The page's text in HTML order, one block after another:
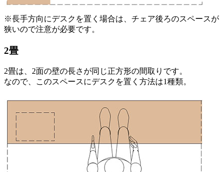
※長手方向にデスクを置く場合は、チェア後ろのスペースが
狭いので注意が必要です。
2畳
2畳は、2面の壁の長さが同じ正方形の間取りです。
なので、このスペースにデスクを置く方法は1種類。